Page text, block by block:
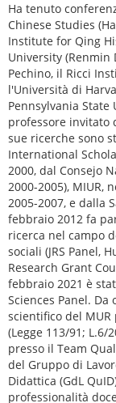
Ha tenuto
Chinese Studies
Institute for Qing
University (Renmin
Pechino, il Ricci
l'Università di
Pennsylvania State
professore invitato
sue ricerche sono
International
2000, dal Consejo
2000-2005), MIUR,
2005-2007, e dalla
febbraio 2012 fa
ricerca nel campo
sociali (JRS Panel,
Research Grant
febbraio 2021 è
Sciences Panel.
scientifico del
(Legge 113/91; L.6/
presso il Team
del Gruppo di
Didattica (GdL
professionalità